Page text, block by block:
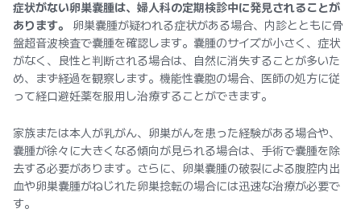
症状がない卵巣嚢腫は、婦人科の定期検診中に発見されることが
あります。
卵巣嚢腫が疑われる症状がある場合、内診とともに骨
盤超音波検査で嚢腫を確認します。嚢腫のサイズが小さく、症状
がなく、良性と判断される場合は、自然に消失することが多いた
め、まず経過を観察します。機能性嚢胞の場合、医師の処方に従
って経口避妊薬を服用し治療することができます。
家族または本人が乳がん、卵巣がんを患った経験がある場合や、
嚢腫が徐々に大きくなる傾向が見られる場合は、手術で嚢腫を除
去する必要があります。さらに、卵巣嚢腫の破裂による腹腔内出
血や卵巣嚢腫がねじれた卵巣捻転の場合には迅速な治療が必要で
す。